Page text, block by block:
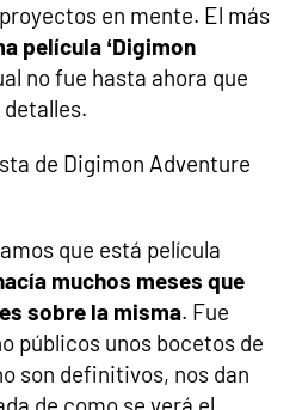
en mente. El más
película ‘Digimon
no fue hasta ahora que
de Digimon Adventure
que está película
muchos meses que
sobre la misma. Fue
públicos unos bocetos de
son definitivos, nos dan